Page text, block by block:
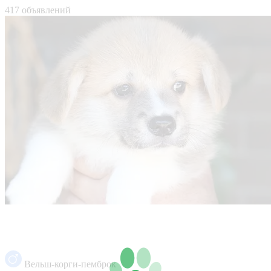
417 объявлений
Вельш-корги-пемброк